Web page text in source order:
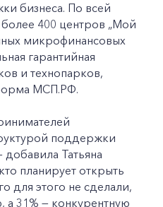
бизнеса. По всей
400 центров „Мой
микрофинансовых
гарантийная
и технопарков,
МСП.РФ.
поддержки
добавила Татьяна
планирует открыть
для этого не сделали,
31% — конкурентную